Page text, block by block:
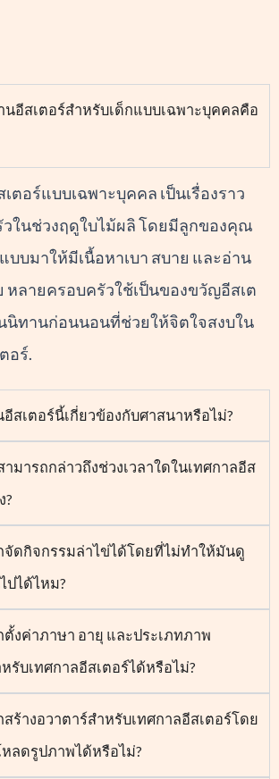
อีสเตอร์สำหรับเด็กแบบเฉพาะบุคคลคือ
ตอร์แบบเฉพาะบุคคล เป็นเรื่องราว
ในช่วงฤดูใบไม้ผลิ โดยมีลูกของคุณ
บบมาให้มีเนื้อหาเบา สบาย และอ่าน
หลายครอบครัวใช้เป็นของขวัญอีสเต
นนิทานก่อนนอนที่ช่วยให้จิตใจสงบใน
อร์.
อีสเตอร์นี้เกี่ยวข้องกับศาสนาหรือไม่?
ามารถกล่าวถึงช่วงเวลาใดในเทศกาลอีส
?
จัดกิจกรรมล่าไข่ได้โดยที่ไม่ทำให้มันดู
ปได้ไหม?
งค่าภาษา อายุ และประเภทภาพ
รับเทศกาลอีสเตอร์ได้หรือไม่?
ร้างอวาตาร์สำหรับเทศกาลอีสเตอร์โดย
ลดรูปภาพได้หรือไม่?